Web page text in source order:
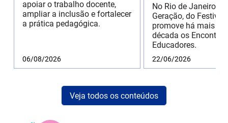
apoiar o trabalho docente,
ampliar a inclusão e fortalecer
a prática pedagógica.
06/08/2026
No Rio de Janeiro, o
Geração, do Festival
promove há mais de
década os
Educadores.
22/06/2026
Veja todos os conteúdos